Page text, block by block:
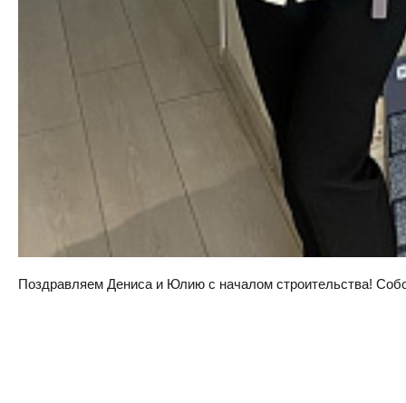
Поздравляем Дениса и Юлию с началом строительства!